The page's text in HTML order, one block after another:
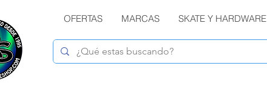
OFERTAS MARCAS SKATE Y HARDWARE